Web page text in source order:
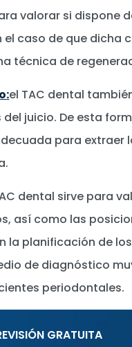
valorar si dispone
el caso de que dicha
técnica de
el TAC dental
juicio. De esta
para extraer
dental sirve para
así como las
la planificación de
de diagnóstico
periodontales.
GRATUITA